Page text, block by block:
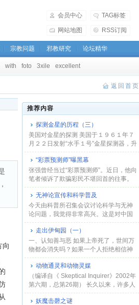
会员中心 TAG标签
网站地图 RSS订阅
宗教问题 邪教研究 论坛精华
with foto 3xile excellent
返回首页
向
推荐内容
探测金星的历程（三）
美国对金星的探测 美国于１９６１年７
月２２日发射“水手１号”金星探测器，升
空不久...
“彩票预测师”曝黑幕
张强曾经当过“彩票预测师”。近日，他向
笔者倾诉了欺骗彩民不堪回首的往事。
误入歧...
无神论宣传和科学普及
今天由科普所召集会议讨论科学与无神
论问题，我觉得非常高兴。这是对中国
无神论学会的...
走出伊甸园（一）
一、认知善与恶 如果上帝死了，世间万
物都会消失吗？如果一个人拒绝相信神
圣的造物主...
动物通灵和动物灵媒
（编译自《 Skeptical Inquirer》2002年
第六期，总第26期） 长久以来，许多人
相信在人...
妖魔击磬之谜